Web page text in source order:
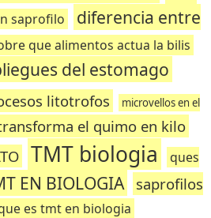
saprofilo
diferencia entre
que alimentos actua la bilis
del estomago
litotrofos
microvellos en el
el quimo en kilo
TMT biologia
ques
EN BIOLOGIA
saprofilos
es tmt en biologia